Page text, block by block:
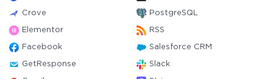
Crove PostgreSQL
Elementor RSS
Facebook Salesforce CRM
GetResponse Slack